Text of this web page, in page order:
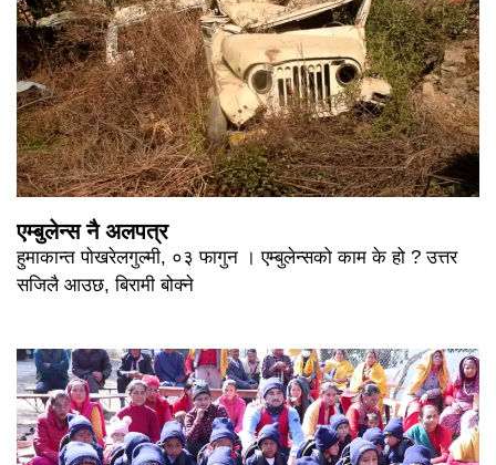
एम्बुलेन्स नै अलपत्र
हुमाकान्त पोखरेलगुल्मी, ०३ फागुन । एम्बुलेन्सको काम के हो ? उत्तर
सजिलै आउछ, बिरामी बोक्ने